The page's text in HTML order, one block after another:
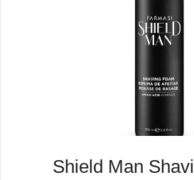
Shield Man